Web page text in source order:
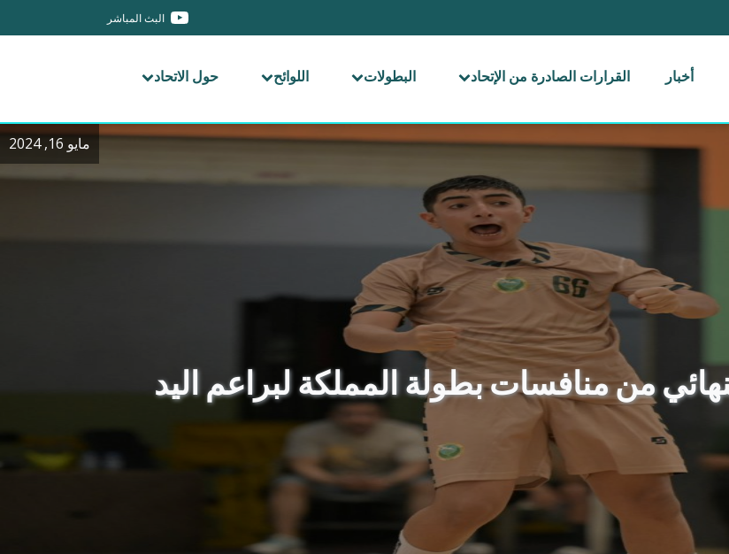
البث المباشر
أخبار القرارات الصادرة من الإتحاد البطولات اللوائح حول الاتحاد
مايو 16, 2024